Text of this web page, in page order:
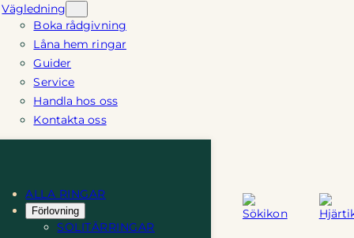
Vägledning
Boka rådgivning
Låna hem ringar
Guider
Service
Handla hos oss
Kontakta oss
ALLA RINGAR
Förlovning
SOLITÄRRINGAR